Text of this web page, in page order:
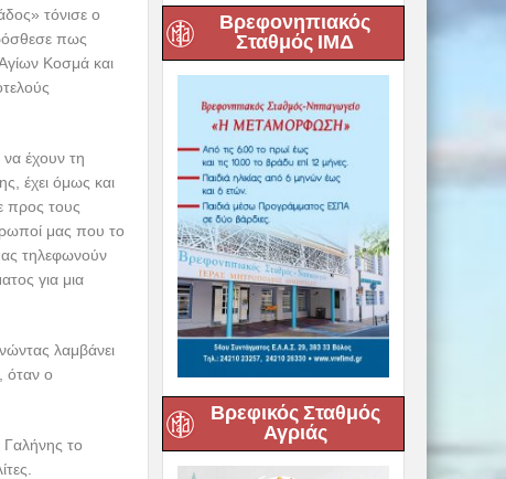
τόνισε ο
πως
Κοσμά και
έχουν τη
έχει όμως και
προς τους
μας που το
τηλεφωνούν
για μια
λαμβάνει
όταν ο
Γαλήνης το
Βρεφονηπιακός
Σταθμός ΙΜΔ
Βρεφικός Σταθμός
Αγριάς